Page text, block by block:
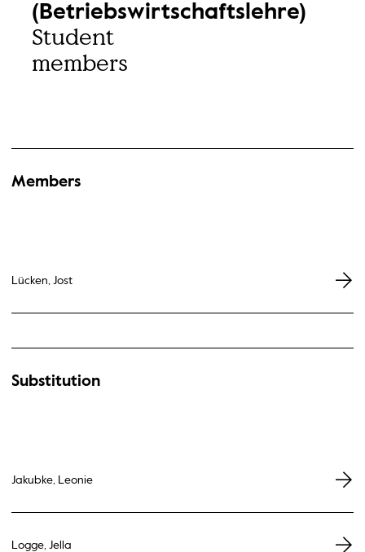
(Betriebswirtschaftslehre)
Student
members
Members
Lücken, Jost
Substitution
Jakubke, Leonie
Logge, Jella